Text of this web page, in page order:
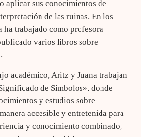
aplicar sus conocimientos de
de las ruinas. En los
ha trabajado como profesora
varios libros sobre
académico, Aritz y Juana trabajan
de Símbolos», donde
y estudios sobre
accesible y entretenida para
y conocimiento combinado,